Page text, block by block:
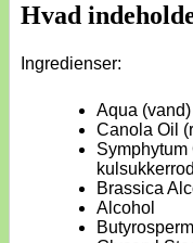
Hvad
Ingredienser:
Aqua (vand)
Canola Oil
Brassica
Alcohol